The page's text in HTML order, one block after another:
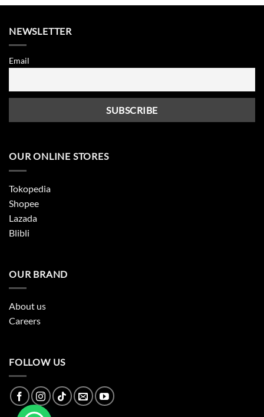
NEWSLETTER
Email
OUR ONLINE STORES
Tokopedia
Shopee
Lazada
Blibli
OUR BRAND
About us
Careers
FOLLOW US